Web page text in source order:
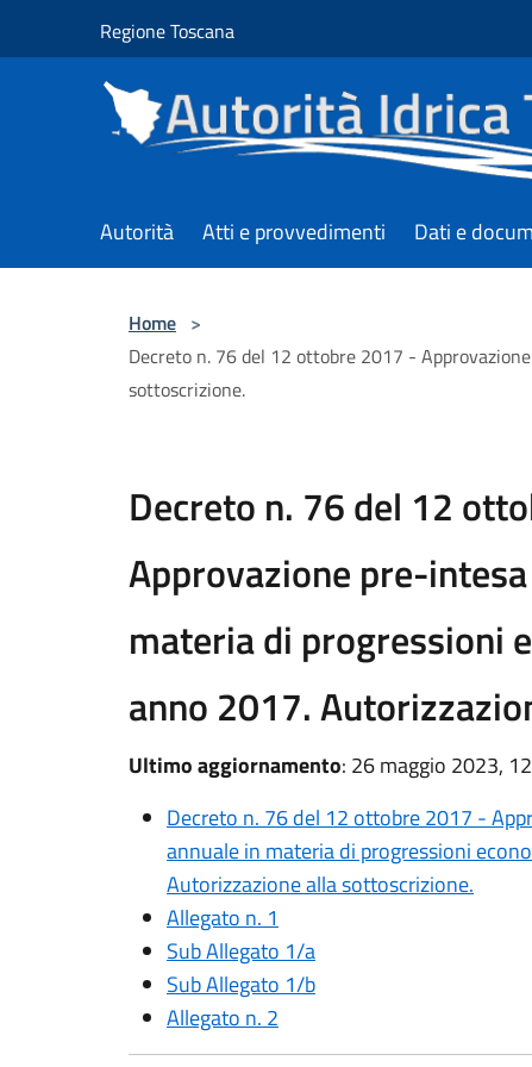
Regione Toscana
Autorità Atti e provvedimenti Dati e
Home >
Decreto n. 76 del 12 ottobre 2017 -
sottoscrizione.
Decreto n. 76 del 12
Approvazione pre-
materia di progressioni
anno 2017.
Ultimo aggiornamento: 26 maggio 2023,
Decreto n. 76 del 12 ottobre 2017 -
annuale in materia di progressioni
Autorizzazione alla sottoscrizione.
Allegato n. 1
Sub Allegato 1/a
Sub Allegato 1/b
Allegato n. 2